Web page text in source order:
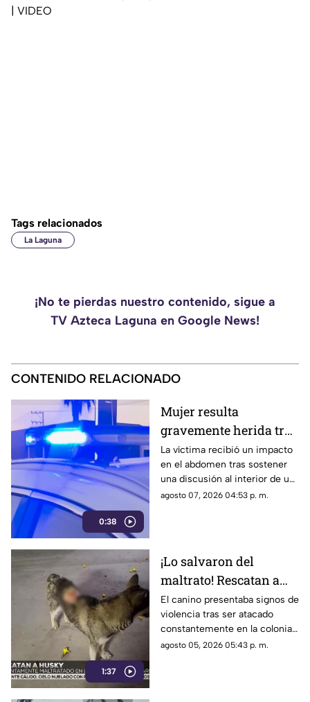
| VIDEO
Tags relacionados
La Laguna
¡No te pierdas nuestro contenido, sigue a
TV Azteca Laguna en Google News!
CONTENIDO RELACIONADO
0:38
Mujer resulta
gravemente herida tras
ser agredida por su
expareja en Torreón
La víctima recibió un impacto
en el abdomen tras sostener
una discusión al interior de un
domicilio. El presunto agresor
agosto 07, 2026 04:53 p. m.
1:37
¡Lo salvaron del
maltrato! Rescatan a
perrito Husky que era
agredido por jóvenes
en Torreón
El canino presentaba signos de
violencia tras ser atacado
constantemente en la colonia
Lázaro Cárdenas. Fue
agosto 05, 2026 05:43 p. m.